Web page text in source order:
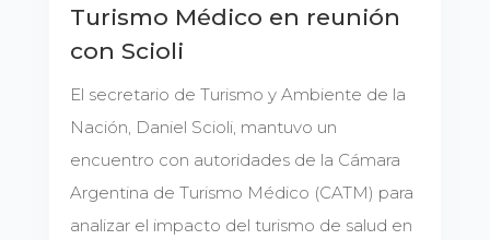
Turismo Médico en reunión
con Scioli
El secretario de Turismo y Ambiente de la
Nación, Daniel Scioli, mantuvo un
encuentro con autoridades de la Cámara
Argentina de Turismo Médico (CATM) para
analizar el impacto del turismo de salud en